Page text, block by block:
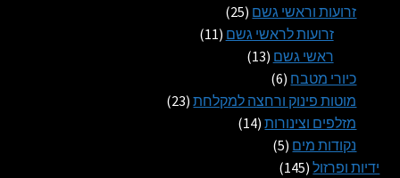
מוצרים
זרועות וראשי גשם 25
25
מוצריםזרועות לראשי גשם 11
11
ראשי גשם 13
13
כיורי מטבח 6
6
מוצרים
מוטות פינוק ורחצה למקלחת 23
23
מזלפים וצינורות 14
14
נקודות מים 5
5
ידיות ופרזול 145
145